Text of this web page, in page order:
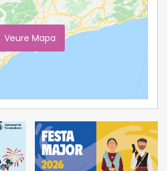
Veure Mapa